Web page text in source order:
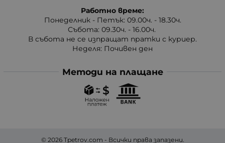
Работно време:
Понеделник - Петък: 09.00ч. - 18.30ч.
Събота: 09.30ч. - 16.00ч.
В събота не се изпращат пратки с куриер.
Неделя: Почивен ден
Методи на плащане
© 2026 Tpetrov.com - Всички права запазени.